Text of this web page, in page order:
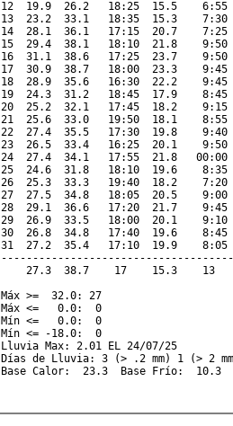
12  19.9  26.2   18:25  15.5
13  23.2  33.1   18:35  15.3
14  28.1  36.1   17:15  20.7
15  29.4  38.1   18:10  21.8
16  31.1  38.6   17:25  23.7
17  30.9  38.7   18:00  23.3
18  28.9  35.6   16:30  22.2
19  24.3  31.2   18:45  17.9
20  25.2  32.1   17:45  18.2
21  25.6  33.0   19:50  18.1
22  27.4  35.5   17:30  19.8
23  26.5  33.4   16:25  20.1
24  27.4  34.1   17:55  21.8
25  24.6  31.8   18:10  19.6
26  25.3  33.3   19:40  18.2
27  27.5  34.8   18:05  20.5
28  29.1  36.6   17:20  21.7
29  26.9  33.5   18:00  20.1
30  26.8  34.8   17:40  19.6
31  27.2  35.4   17:10  19.9
27.3  38.7    17    15.3    13
Máx >=  32.0: 27
Máx <=   0.0:  0
Mín <=   0.0:  0
Mín <= -18.0:  0
Lluvia Max: 2.01 EL 24/07/25
Días de Lluvia: 3 (> .2 mm) 1 (> 2